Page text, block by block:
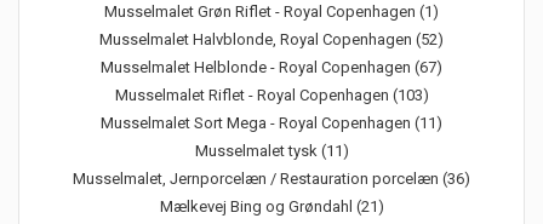
Musselmalet Grøn Riflet - Royal Copenhagen (1)
Musselmalet Halvblonde, Royal Copenhagen (52)
Musselmalet Helblonde - Royal Copenhagen (67)
Musselmalet Riflet - Royal Copenhagen (103)
Musselmalet Sort Mega - Royal Copenhagen (11)
Musselmalet tysk (11)
Musselmalet, Jernporcelæn / Restauration porcelæn (36)
Mælkevej Bing og Grøndahl (21)